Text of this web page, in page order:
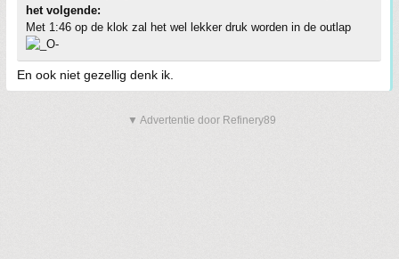
het volgende:
Met 1:46 op de klok zal het wel lekker druk worden in de outlap
En ook niet gezellig denk ik.
▼ Advertentie door Refinery89